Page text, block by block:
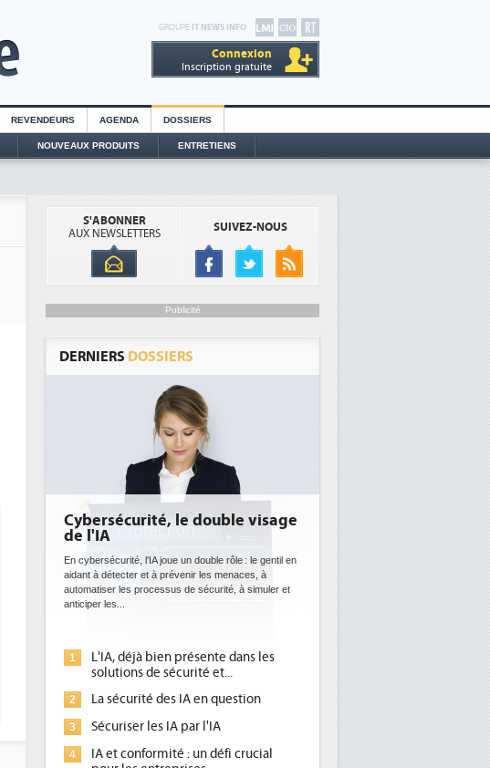
GROUPE IT NEWS INFO
Connexion
Inscription gratuite
REVENDEURS AGENDA DOSSIERS
NOUVEAUX PRODUITS ENTRETIENS
S'ABONNER
AUX NEWSLETTERS
SUIVEZ-NOUS
Publicité
DERNIERS DOSSIERS
Cybersécurité, le double visage
En cybersécurité, l'IA joue un double rôle : le gentil en
aidant à détecter et à prévenir les menaces, à
automatiser les processus de sécurité, à simuler et
anticiper les...
L'IA, déjà bien présente dans les
solutions de sécurité et...
La sécurité des IA en question
Sécuriser les IA par l'IA
IA et conformité : un défi crucial
DEE: l'efficacité
ce que recherchent les pouvoirs publics